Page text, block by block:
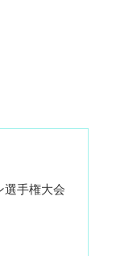
選手権大会